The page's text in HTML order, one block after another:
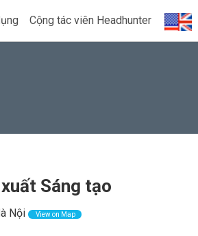
Cộng tác viên Headhunter
Sáng tạo
Nội View on Map